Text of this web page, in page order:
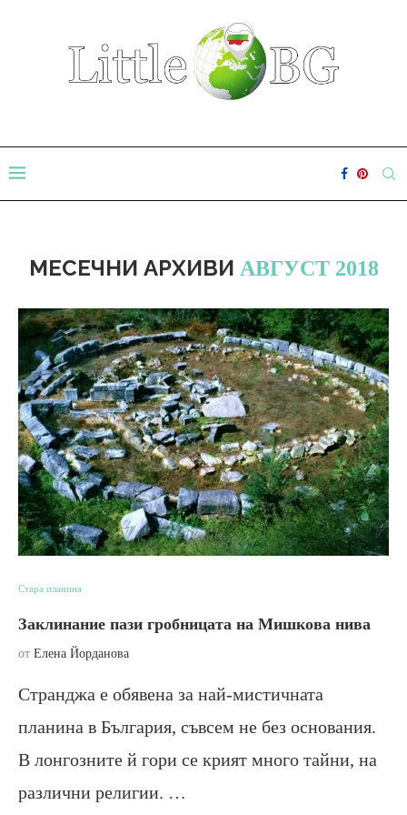
МЕСЕЧНИ АРХИВИ АВГУСТ 2018
Стара планина
Заклинание пази гробницата на Мишкова нива
от Елена Йорданова
Странджа е обявена за най-мистичната
планина в България, съвсем не без основания.
В лонгозните й гори се крият много тайни, на
различни религии. …